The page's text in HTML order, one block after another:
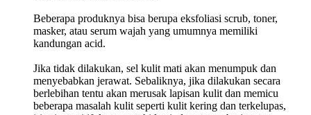
Beberapa produknya bisa berupa eksfoliasi scrub, toner,
masker, atau serum wajah yang umumnya memiliki
kandungan acid.
Jika tidak dilakukan, sel kulit mati akan menumpuk dan
menyebabkan jerawat. Sebaliknya, jika dilakukan secara
berlebihan tentu akan merusak lapisan kulit dan memicu
beberapa masalah kulit seperti kulit kering dan terkelupas,